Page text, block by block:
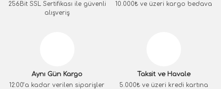
256Bit SSL Sertifikası ile güvenli
alışveriş
10.000₺ ve üzeri kargo bedava
Aynı Gün Kargo
12:00’a kadar verilen siparişler
Taksit ve Havale
5.000₺ ve üzeri kredi kartına